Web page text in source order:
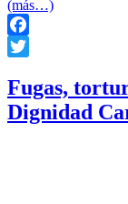
(más…)
Facebook
Fugas,
Dignidad